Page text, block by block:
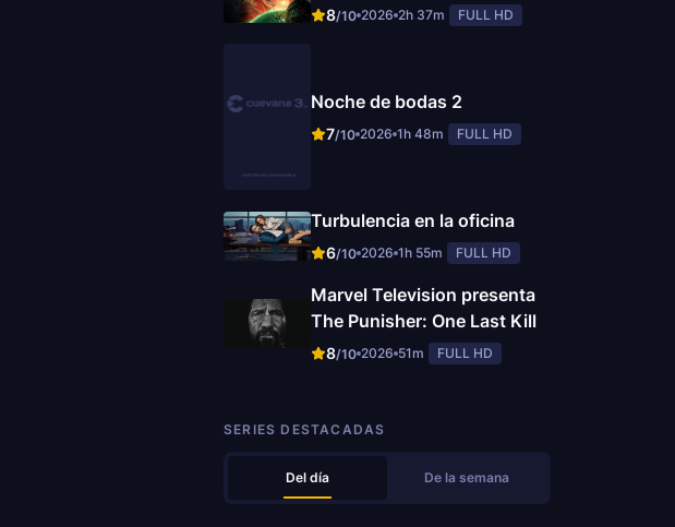
8/10 2026 2h 37m FULL HD
Noche de bodas 2
7/10 2026 1h 48m FULL HD
Turbulencia en la oficina
6/10 2026 1h 55m FULL HD
Marvel Television presenta
The Punisher: One Last Kill
8/10 2026 51m FULL HD
SERIES DESTACADAS
Del día De la semana